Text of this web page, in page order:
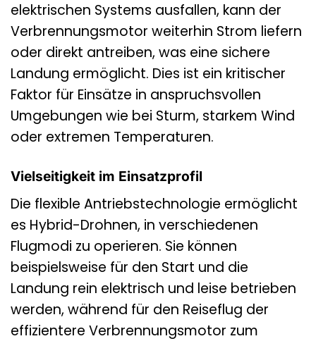
elektrischen Systems ausfallen, kann der
Verbrennungsmotor weiterhin Strom liefern
oder direkt antreiben, was eine sichere
Landung ermöglicht. Dies ist ein kritischer
Faktor für Einsätze in anspruchsvollen
Umgebungen wie bei Sturm, starkem Wind
oder extremen Temperaturen.
Vielseitigkeit im Einsatzprofil
Die flexible Antriebstechnologie ermöglicht
es Hybrid-Drohnen, in verschiedenen
Flugmodi zu operieren. Sie können
beispielsweise für den Start und die
Landung rein elektrisch und leise betrieben
werden, während für den Reiseflug der
effizientere Verbrennungsmotor zum